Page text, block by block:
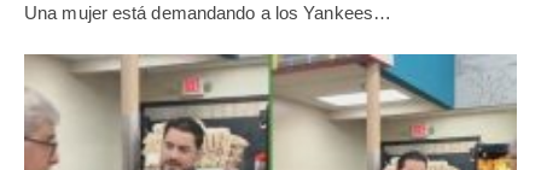
Una mujer está demandando a los Yankees…